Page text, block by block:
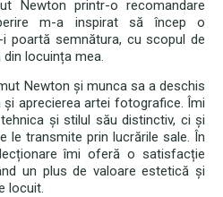
Newton printr-o recomandare
m-a inspirat să încep o
i poartă semnătura, cu scopul de
locuința mea.
Newton și munca sa a deschis
aprecierea artei fotografice. Îmi
și stilul său distinctiv, ci și
le transmite prin lucrările sale. În
îmi oferă o satisfacție
un plus de valoare estetică și
locuit.